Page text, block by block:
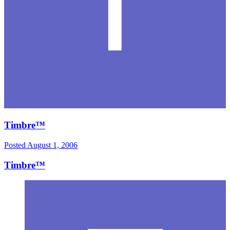
Timbre™
Posted August 1, 2006
Timbre™